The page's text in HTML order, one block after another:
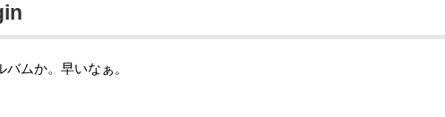
ムか。早いなぁ。